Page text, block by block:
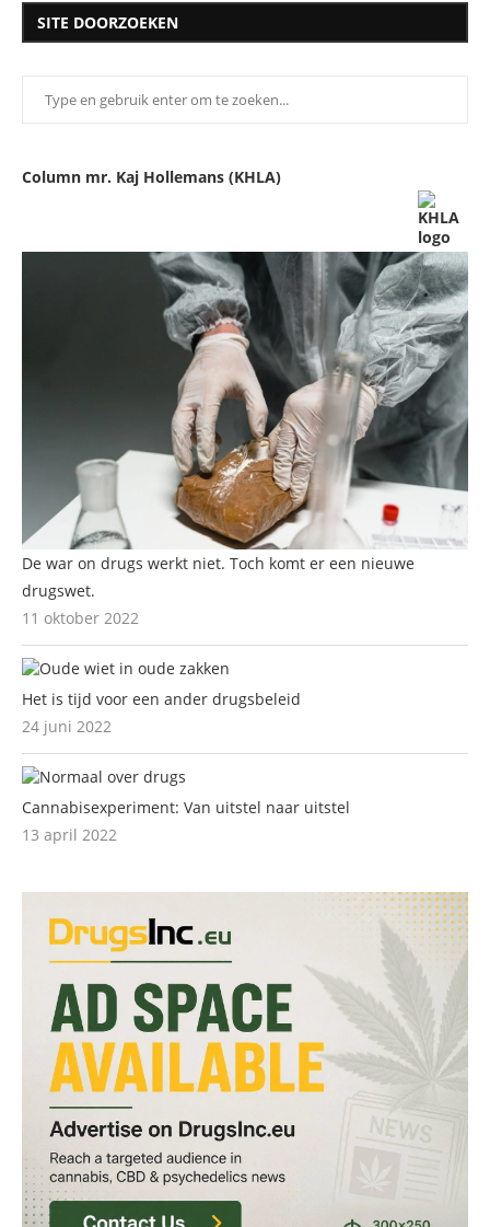
SITE DOORZOEKEN
Column mr. Kaj Hollemans (KHLA)
De war on drugs werkt niet. Toch komt er een nieuwe
drugswet.
11 oktober 2022
Het is tijd voor een ander drugsbeleid
24 juni 2022
Cannabisexperiment: Van uitstel naar uitstel
13 april 2022